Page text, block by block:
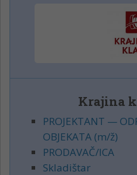
Krajina
PROJEKTANT —
OBJEKATA (m/ž)
PRODAVAČ/ICA
Skladištar